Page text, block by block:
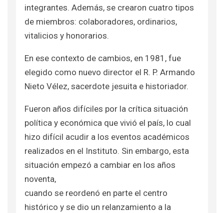
integrantes. Además, se crearon cuatro tipos
de miembros: colaboradores, ordinarios,
vitalicios y honorarios.
En ese contexto de cambios, en 1981, fue
elegido como nuevo director el R. P. Armando
Nieto Vélez, sacerdote jesuita e historiador.
Fueron años difíciles por la crítica situación
política y económica que vivió el país, lo cual
hizo difícil acudir a los eventos académicos
realizados en el Instituto. Sin embargo, esta
situación empezó a cambiar en los años
noventa,
cuando se reordenó en parte el centro
histórico y se dio un relanzamiento a la